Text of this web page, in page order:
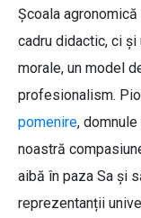
Școala
cadru didactic, ci
morale, un model
profesionalism.
pomenire,
noastră
aibă în paza Sa și
reprezentanții